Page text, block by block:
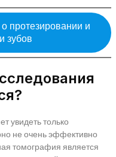
протезировании и
зубов
увидеть только
не очень эффективно
томография является